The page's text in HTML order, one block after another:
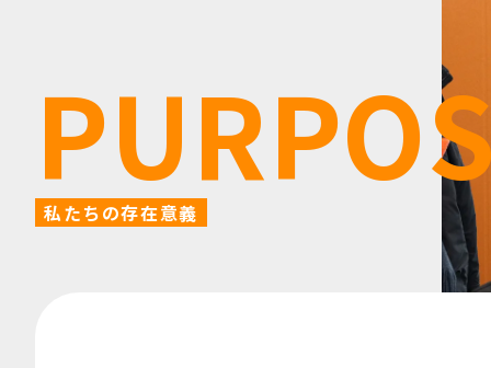
私たちの存在意義